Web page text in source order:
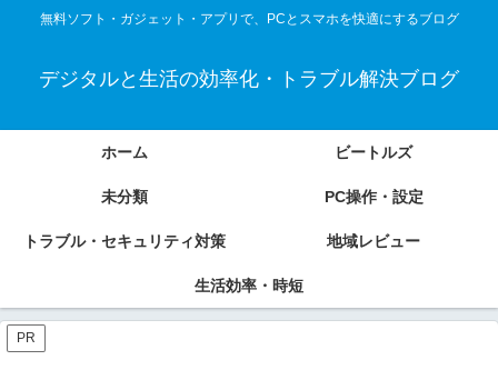
無料ソフト・ガジェット・アプリで、PCとスマホを快適にするブログ
デジタルと生活の効率化・トラブル解決ブログ
ホーム ビートルズ
未分類 PC操作・設定
トラブル・セキュリティ対策 地域レビュー
生活効率・時短
PR